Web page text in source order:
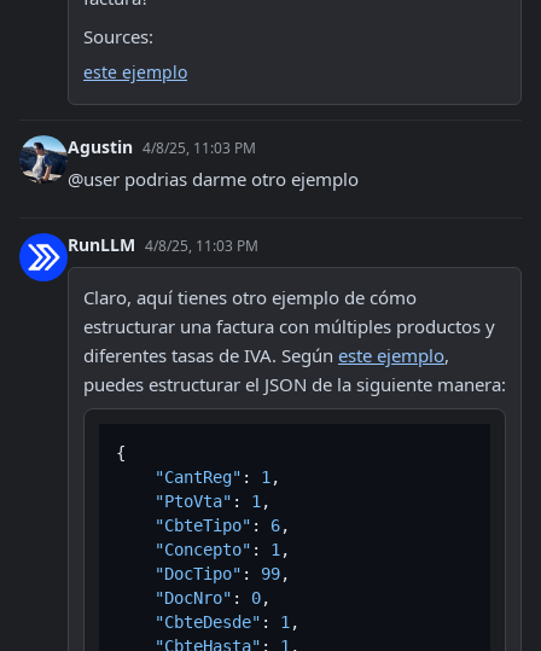
Sources:
este ejemplo
Agustin 4/8/25, 11:03 PM
@user podrias darme otro ejemplo
RunLLM 4/8/25, 11:03 PM
Claro, aquí tienes otro ejemplo de cómo
estructurar una factura con múltiples productos y
diferentes tasas de IVA. Según este ejemplo,
puedes estructurar el JSON de la siguiente manera:
{
"CantReg" : 1 ,
"PtoVta" : 1 ,
"CbteTipo" : 6,
"Concepto" : 1 ,
"DocTipo" : 99,
"DocNro" : 0,
"CbteDesde" : 1 ,
"CbteHasta" : 1 ,